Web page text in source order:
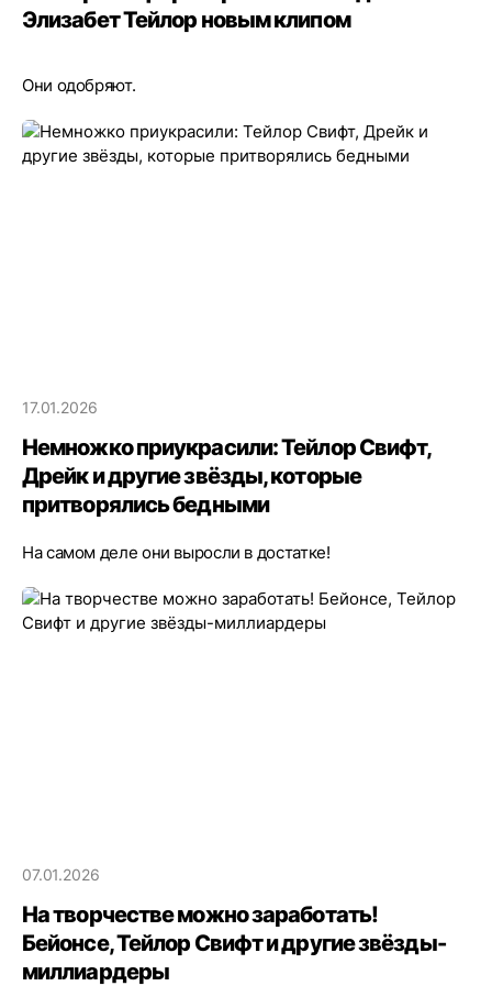
Элизабет Тейлор новым клипом
Они одобряют.
17.01.2026
Немножко приукрасили: Тейлор Свифт,
Дрейк и другие звёзды, которые
притворялись бедными
На самом деле они выросли в достатке!
07.01.2026
На творчестве можно заработать!
Бейонсе, Тейлор Свифт и другие звёзды-
миллиардеры